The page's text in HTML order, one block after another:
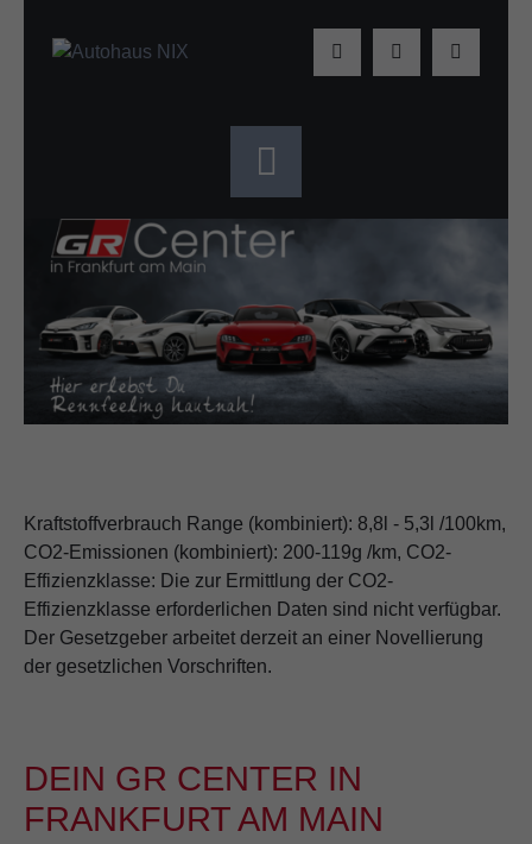
Kraftstoffverbrauch Range (kombiniert): 8,8l - 5,3l /100km,
CO2-Emissionen (kombiniert): 200-119g /km, CO2-
Effizienzklasse: Die zur Ermittlung der CO2-
Effizienzklasse erforderlichen Daten sind nicht verfügbar.
Der Gesetzgeber arbeitet derzeit an einer Novellierung
der gesetzlichen Vorschriften.
DEIN GR CENTER IN
FRANKFURT AM MAIN